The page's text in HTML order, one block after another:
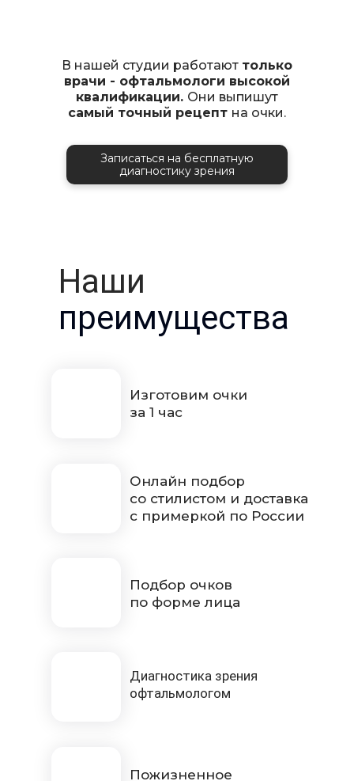
В нашей студии работают только
врачи - офтальмологи высокой
квалификации. Они выпишут
самый точный рецепт на очки.
Записаться на бесплатную
диагностику зрения
Наши
преимущества
Изготовим очки
за 1 час
Подбор очков
по форме лица
Пожизненное
Онлайн подбор
со стилистом и доставка
с примеркой по России
Диагностика зрения
офтальмологом